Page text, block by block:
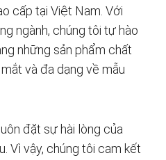
cấp tại Việt Nam. Với
ngành, chúng tôi tự hào
những sản phẩm chất
và đa dạng về mẫu
luôn đặt sự hài lòng của
Vì vậy, chúng tôi cam kết